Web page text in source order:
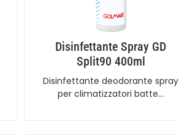
Disinfettante Spray GD
Split90 400ml
Disinfettante deodorante spray
per climatizzatori batte…